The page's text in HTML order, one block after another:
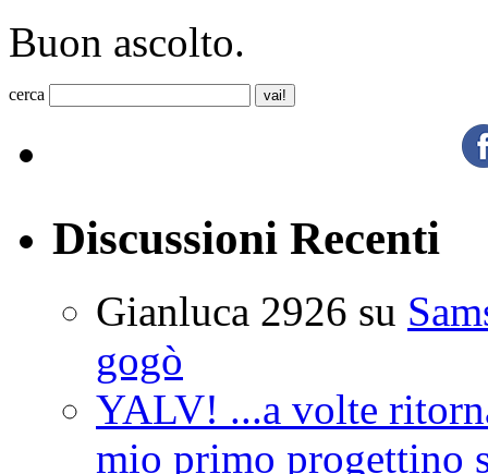
Buon ascolto.
cerca
Discussioni Recenti
Gianluca 2926 su
gogò
YALV! ...a volte
mio primo progettino